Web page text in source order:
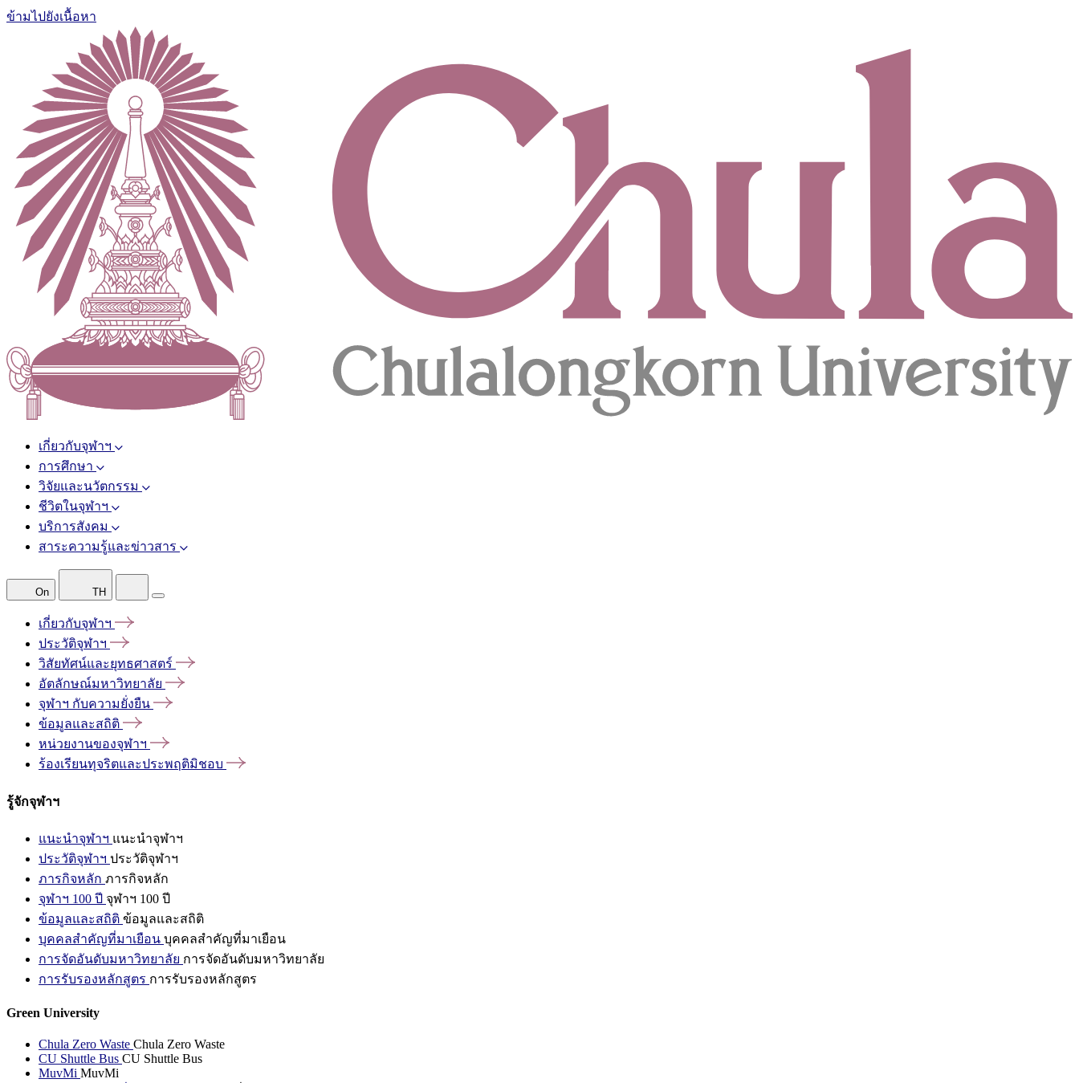
ข้ามไปยังเนื้อหา
เกี่ยวกับจุฬาฯ
การศึกษา
วิจัยและนวัตกรรม
ชีวิตในจุฬาฯ
บริการสังคม
สาระความรู้และข่าวสาร
On TH
เกี่ยวกับจุฬาฯ
ประวัติจุฬาฯ
วิสัยทัศน์และยุทธศาสตร์
อัตลักษณ์มหาวิทยาลัย
จุฬาฯ กับความยั่งยืน
ข้อมูลและสถิติ
หน่วยงานของจุฬาฯ
ร้องเรียนทุจริตและประพฤติมิชอบ
รู้จักจุฬาฯ
แนะนำจุฬาฯ แนะนำจุฬาฯ
ประวัติจุฬาฯ ประวัติจุฬาฯ
ภารกิจหลัก ภารกิจหลัก
จุฬาฯ 100 ปี จุฬาฯ 100 ปี
ข้อมูลและสถิติ ข้อมูลและสถิติ
บุคคลสำคัญที่มาเยือน บุคคลสำคัญที่มาเยือน
การจัดอันดับมหาวิทยาลัย การจัดอันดับมหาวิทยาลัย
การรับรองหลักสูตร การรับรองหลักสูตร
Green University
Chula Zero Waste Chula Zero Waste
CU Shuttle Bus CU Shuttle Bus
MuvMi MuvMi